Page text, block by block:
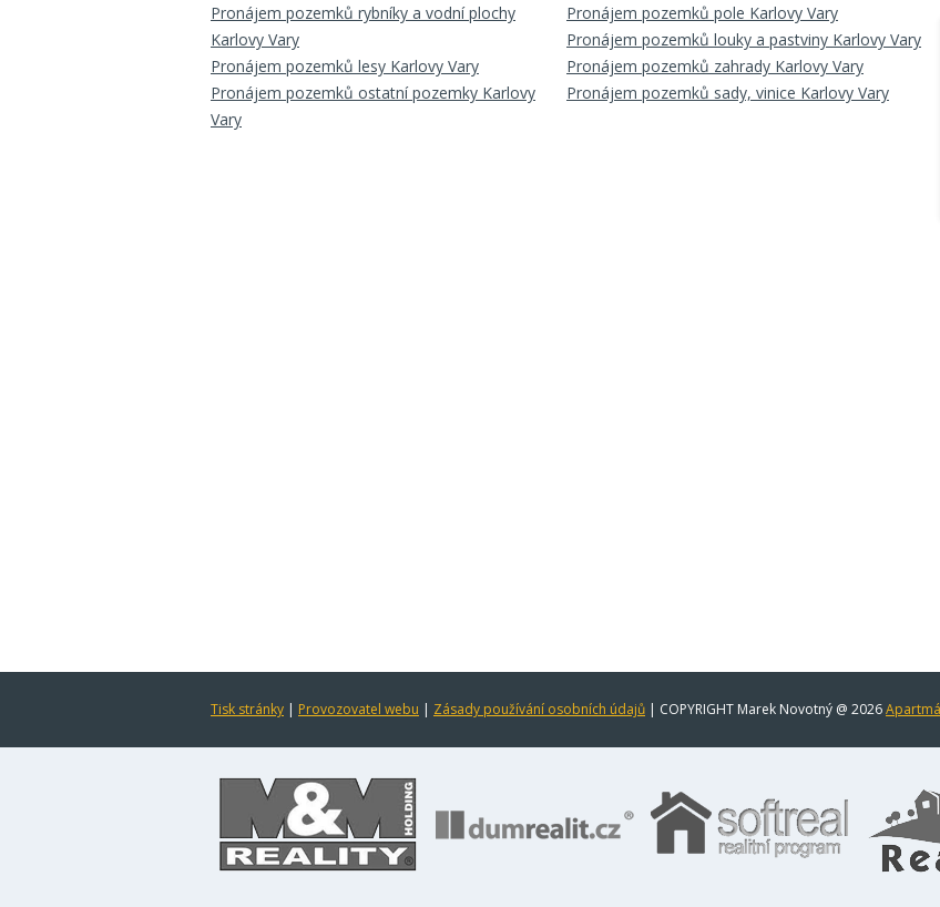
Pronájem pozemků rybníky a vodní plochy
Karlovy Vary
Pronájem pozemků pole Karlovy Vary
Pronájem pozemků louky a pastviny Karlovy Vary
Pronájem pozemků lesy Karlovy Vary
Pronájem pozemků zahrady Karlovy Vary
Pronájem pozemků ostatní pozemky Karlovy
Vary
Pronájem pozemků sady, vinice Karlovy Vary
Tisk stránky | Provozovatel webu | Zásady používání osobních údajů | COPYRIGHT Marek Novotný @ 2026